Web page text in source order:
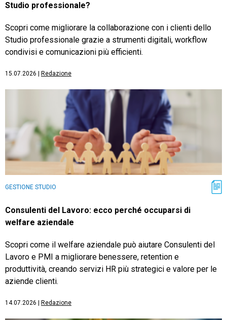
Studio professionale?
Scopri come migliorare la collaborazione con i clienti dello
Studio professionale grazie a strumenti digitali, workflow
condivisi e comunicazioni più efficienti.
15.07.2026 Redazione
GESTIONE STUDIO
Consulenti del Lavoro: ecco perché occuparsi di
welfare aziendale
Scopri come il welfare aziendale può aiutare Consulenti del
Lavoro e PMI a migliorare benessere, retention e
produttività, creando servizi HR più strategici e valore per le
aziende clienti.
14.07.2026 Redazione